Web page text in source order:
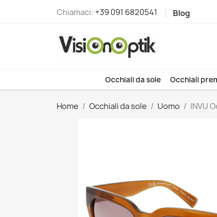
Chiamaci: +39 091 6820541 Blog
Occhiali da sole Occhiali
Home Occhiali da sole Uomo INVU